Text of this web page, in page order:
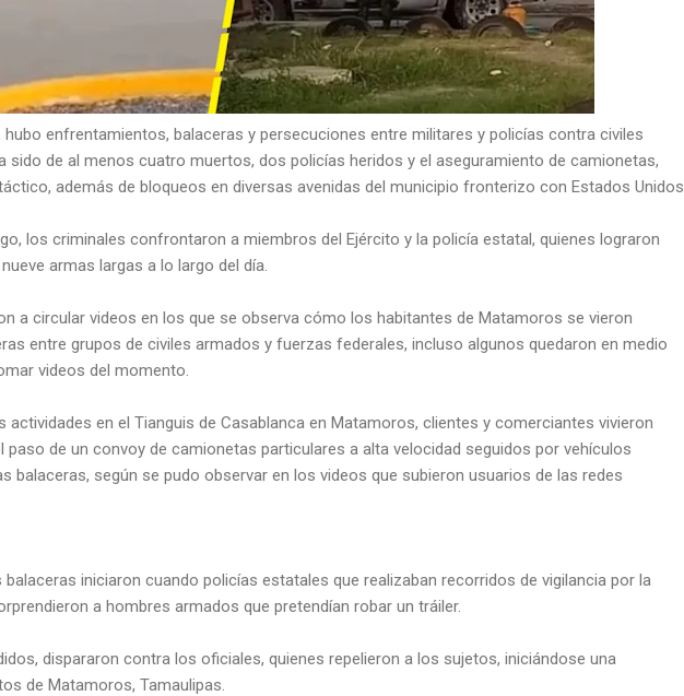
hubo enfrentamientos, balaceras y persecuciones entre militares y policías contra civiles
sido de al menos cuatro muertos, dos policías heridos y el aseguramiento de camionetas,
además de bloqueos en diversas avenidas del municipio fronterizo con Estados Unidos.
los criminales confrontaron a miembros del Ejército y la policía estatal, quienes lograron
armas largas a lo largo del día.
a circular videos en los que se observa cómo los habitantes de Matamoros se vieron
entre grupos de civiles armados y fuerzas federales, incluso algunos quedaron en medio
videos del momento.
actividades en el Tianguis de Casablanca en Matamoros, clientes y comerciantes vivieron
de un convoy de camionetas particulares a alta velocidad seguidos por vehículos
balaceras, según se pudo observar en los videos que subieron usuarios de las redes
balaceras iniciaron cuando policías estatales que realizaban recorridos de vigilancia por la
a hombres armados que pretendían robar un tráiler.
dispararon contra los oficiales, quienes repelieron a los sujetos, iniciándose una
de Matamoros, Tamaulipas.